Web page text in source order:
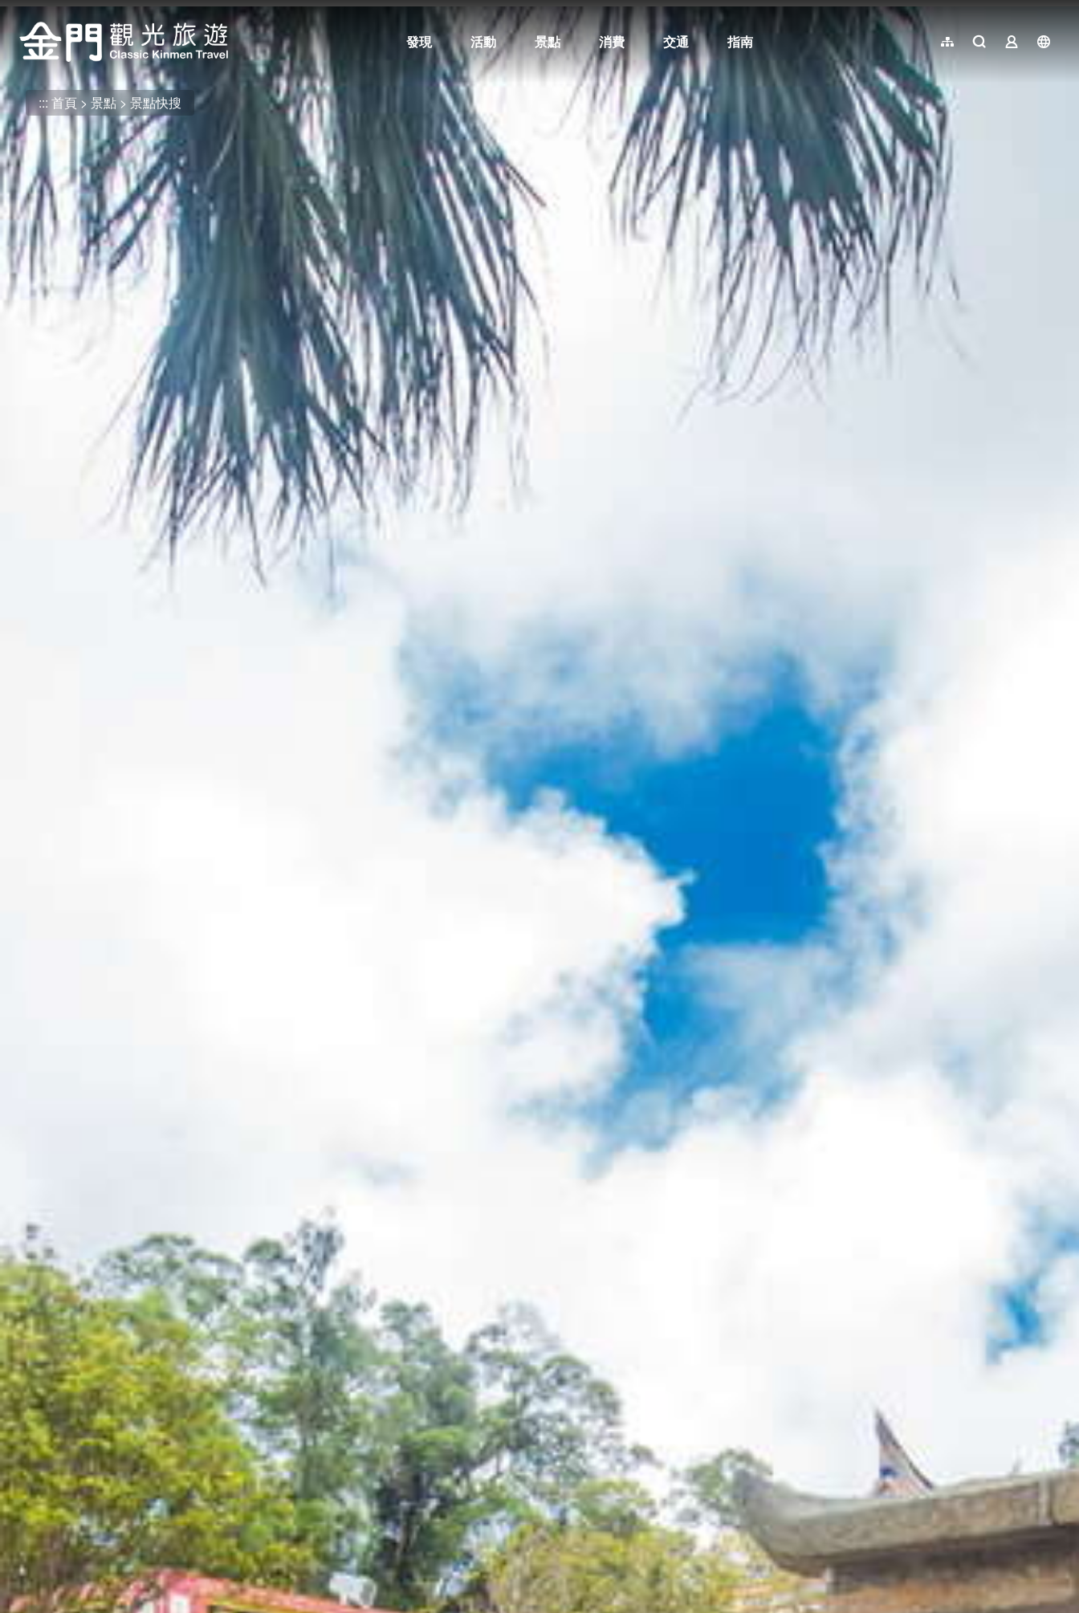
跳
到
主
要
內
容
區
塊
:::
發現
活動 景點 消費 交通 指南 網站導覽全文檢索業者登入
::: 首頁 景點 景點快搜